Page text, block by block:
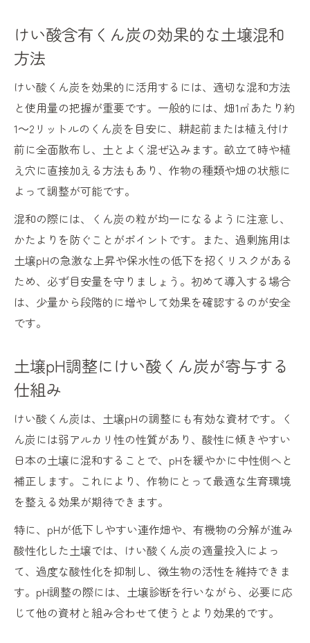
けい酸含有くん炭の効果的な土壌混和
方法
けい酸くん炭を効果的に活用するには、適切な混和方法
と使用量の把握が重要です。一般的には、畑1㎡あたり約
1～2リットルのくん炭を目安に、耕起前または植え付け
前に全面散布し、土とよく混ぜ込みます。畝立て時や植
え穴に直接加える方法もあり、作物の種類や畑の状態に
よって調整が可能です。
混和の際には、くん炭の粒が均一になるように注意し、
かたよりを防ぐことがポイントです。また、過剰施用は
土壌pHの急激な上昇や保水性の低下を招くリスクがある
ため、必ず目安量を守りましょう。初めて導入する場合
は、少量から段階的に増やして効果を確認するのが安全
です。
土壌pH調整にけい酸くん炭が寄与する
仕組み
けい酸くん炭は、土壌pHの調整にも有効な資材です。く
ん炭には弱アルカリ性の性質があり、酸性に傾きやすい
日本の土壌に混和することで、pHを緩やかに中性側へと
補正します。これにより、作物にとって最適な生育環境
を整える効果が期待できます。
特に、pHが低下しやすい連作畑や、有機物の分解が進み
酸性化した土壌では、けい酸くん炭の適量投入によっ
て、過度な酸性化を抑制し、微生物の活性を維持できま
す。pH調整の際には、土壌診断を行いながら、必要に応
じて他の資材と組み合わせて使うとより効果的です。